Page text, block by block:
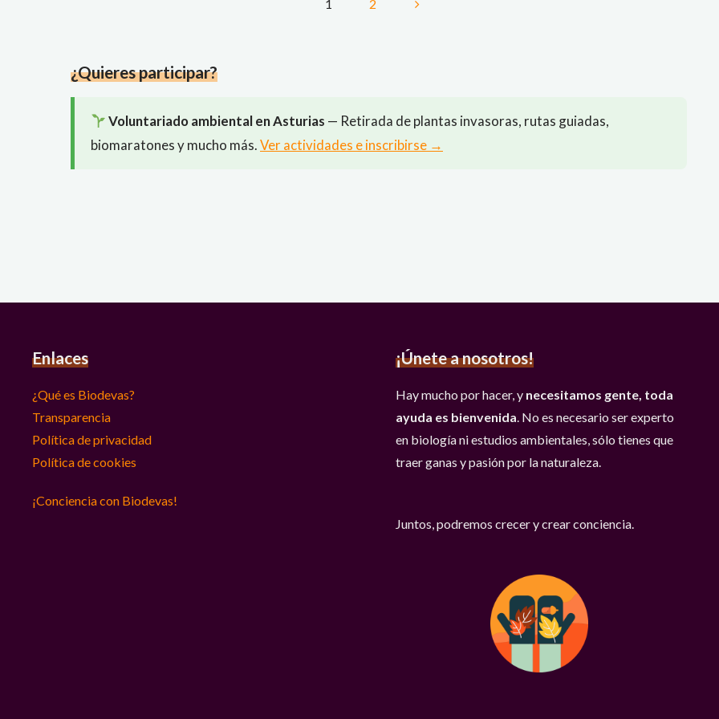
monte
Naranco»"
1 2
¿Quieres participar?
Voluntariado ambiental en Asturias — Retirada de plantas invasoras, rutas guiadas,
biomaratones y mucho más.Ver actividades e inscribirse →
Enlaces
¿Qué es Biodevas?
Transparencia
Política de privacidad
Política de cookies
¡Conciencia con Biodevas!
¡Únete a nosotros!
Hay mucho por hacer, y necesitamos gente, toda
ayuda es bienvenida . No es necesario ser experto
en biología ni estudios ambientales, sólo tienes que
traer ganas y pasión por la naturaleza.
Juntos, podremos crecer y crear conciencia.